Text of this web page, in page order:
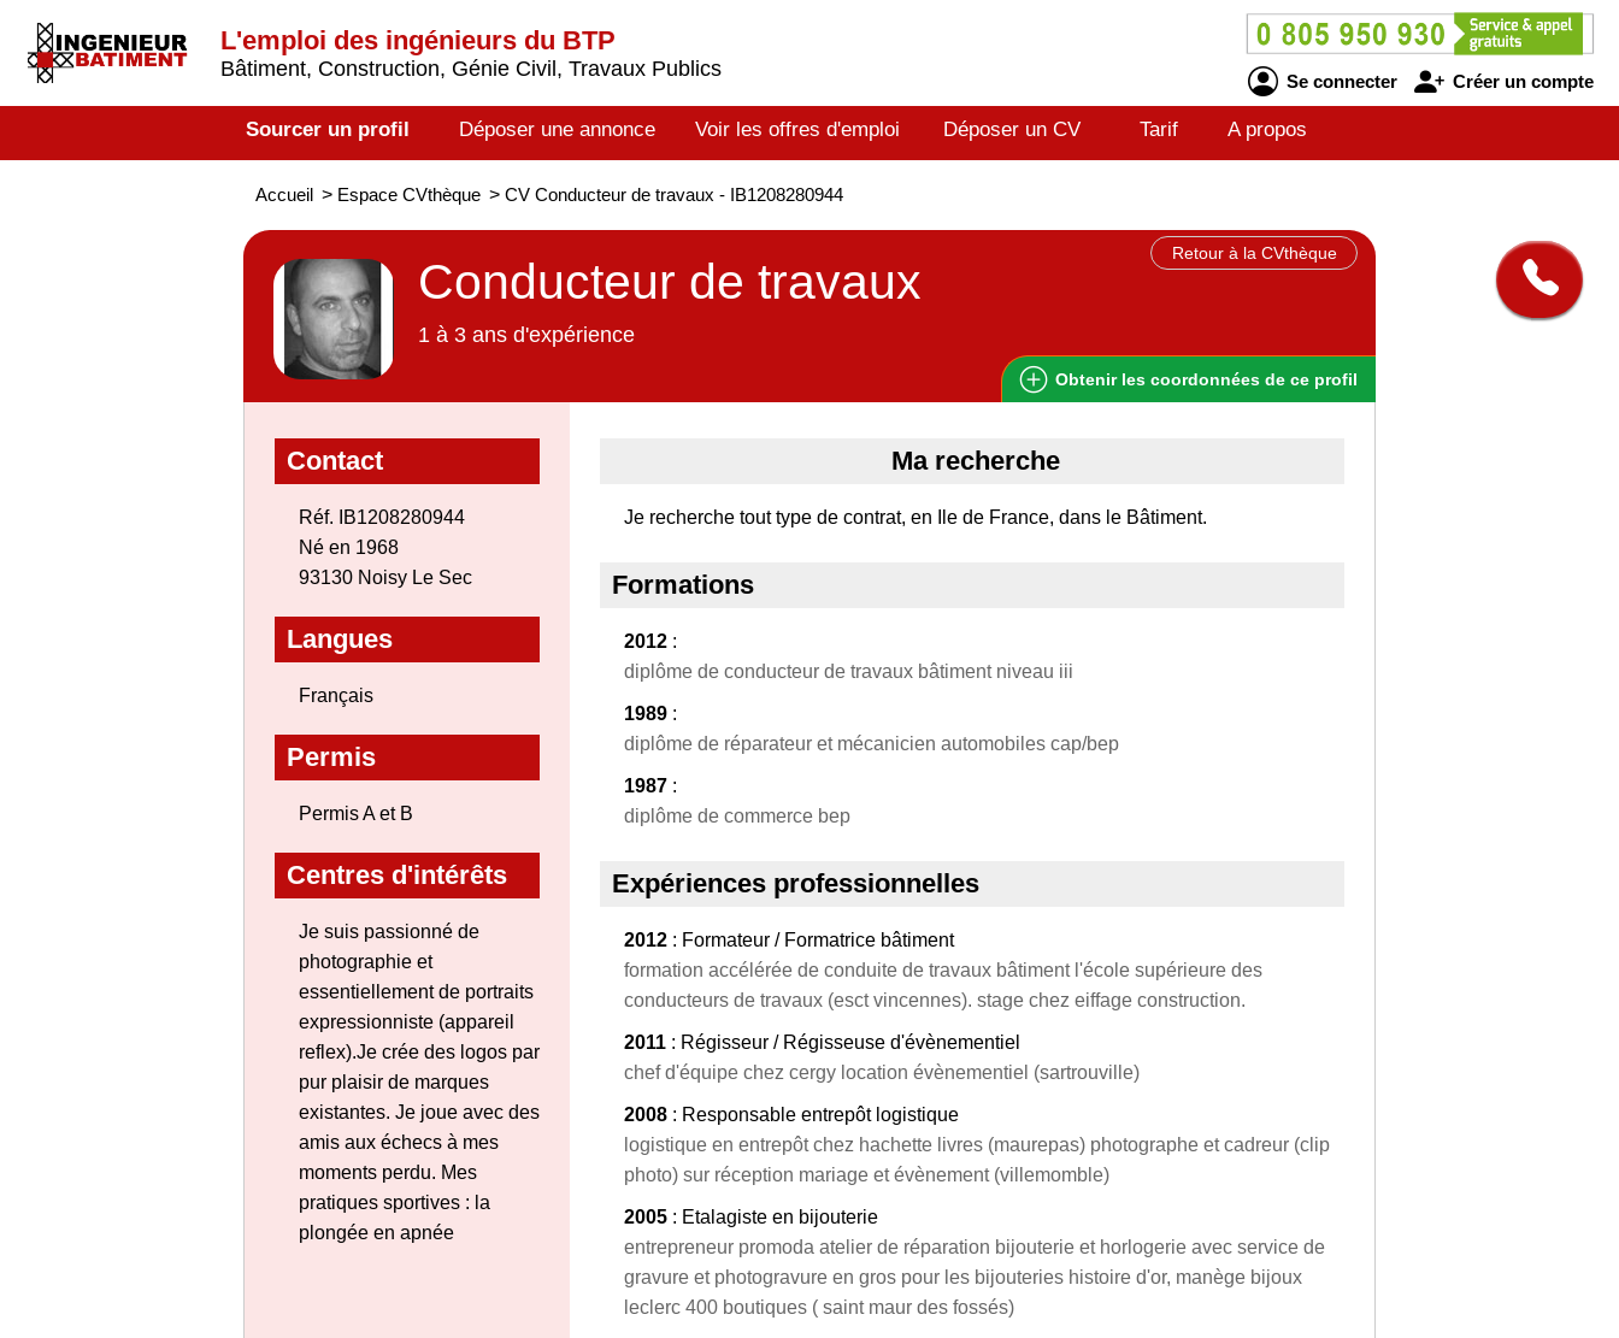
L'emploi des ingénieurs du BTP
Bâtiment, Construction, Génie Civil, Travaux Publics
Se connecter Créer un compte
Sourcer un profil Déposer une annonce Voir les offres d'emploi Déposer un CV Tarif A propos
Accueil > Espace CVthèque > CV Conducteur de travaux - IB1208280944
Retour à la CVthèque
Conducteur de travaux
1 à 3 ans d'expérience
Obtenir les coordonnées de ce profil
Contact
Réf. IB1208280944
Né en 1968
93130 Noisy Le Sec
Langues
Français
Permis
Permis A et B
Centres d'intérêts
Je suis passionné de
photographie et
essentiellement de portraits
expressionniste (appareil
reflex).Je crée des logos par
pur plaisir de marques
existantes. Je joue avec des
amis aux échecs à mes
moments perdu. Mes
pratiques sportives : la
plongée en apnée
Ma recherche
Je recherche tout type de contrat, en Ile de France, dans le Bâtiment.
Formations
2012 :
diplôme de conducteur de travaux bâtiment niveau iii
1989 :
diplôme de réparateur et mécanicien automobiles cap/bep
1987 :
diplôme de commerce bep
Expériences professionnelles
2012 : Formateur / Formatrice bâtiment
formation accélérée de conduite de travaux bâtiment l'école supérieure des
conducteurs de travaux (esct vincennes). stage chez eiffage construction.
2011 : Régisseur / Régisseuse d'évènementiel
chef d'équipe chez cergy location évènementiel (sartrouville)
2008 : Responsable entrepôt logistique
logistique en entrepôt chez hachette livres (maurepas) photographe et cadreur (clip
photo) sur réception mariage et évènement (villemomble)
2005 : Etalagiste en bijouterie
entrepreneur promoda atelier de réparation bijouterie et horlogerie avec service de
gravure et photogravure en gros pour les bijouteries histoire d'or, manège bijoux
leclerc 400 boutiques ( saint maur des fossés)